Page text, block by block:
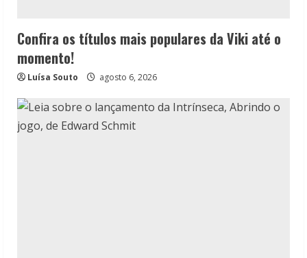
Confira os títulos mais populares da Viki até o
momento!
Luísa Souto agosto 6, 2026